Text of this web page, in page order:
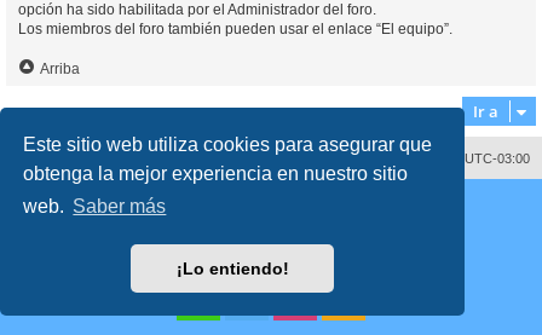
Este sitio web utiliza cookies para asegurar que
obtenga la mejor experiencia en nuestro sitio
web. Saber más
¡Lo entiendo!
opción ha sido habilitada por el Administrador del foro.
Los miembros del foro también pueden usar el enlace “El equipo”.
Arriba
Ir a
Todos los horarios son UTC-03:00
Borrar cookies
Desarrollado por
® Forum Software © phpBB Limited
Traducción al español porphpBB España
Condiciones